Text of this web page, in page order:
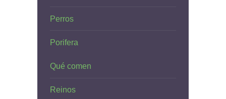
Perros
Porifera
Qué comen
Reinos